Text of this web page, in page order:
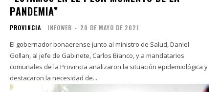
PANDEMIA”
PROVINCIA INFOWEB - 20 DE MAYO DE 2021
El gobernador bonaerense junto al ministro de Salud, Daniel
Gollan, al jefe de Gabinete, Carlos Bianco, y a mandatarios
comunales de la Provincia analizaron la situación epidemiológica y
destacaron la necesidad de...